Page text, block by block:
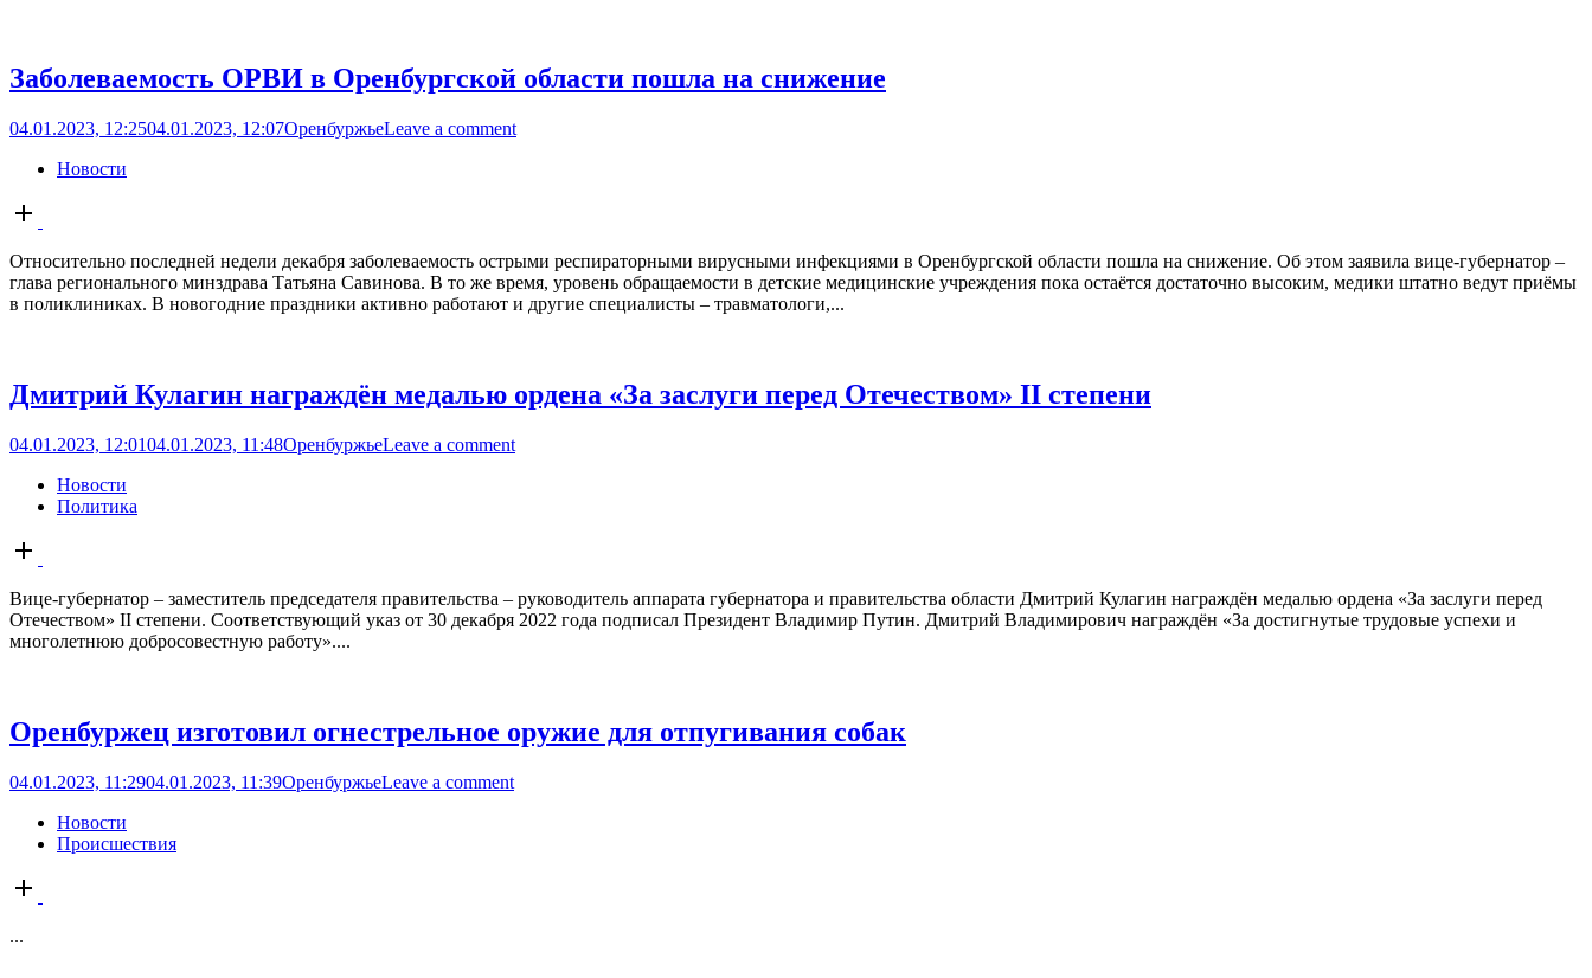
Заболеваемость ОРВИ в Оренбургской области пошла на снижение
04.01.2023, 12:2504.01.2023, 12:07ОренбуржьеLeave a comment
Новости
Open
post
Относительно последней недели декабря заболеваемость острыми респираторными вирусными инфекциями в Оренбургской области пошла на снижение. Об этом заявила вице-губернатор –
глава регионального минздрава Татьяна Савинова. В то же время, уровень обращаемости в детские медицинские учреждения пока остаётся достаточно высоким, медики штатно ведут приёмы
в поликлиниках. В новогодние праздники активно работают и другие специалисты – травматологи,...
Дмитрий Кулагин награждён медалью ордена «За заслуги перед Отечеством» II степени
04.01.2023, 12:0104.01.2023, 11:48ОренбуржьеLeave a comment
Новости
Политика
Open
post
Вице-губернатор – заместитель председателя правительства – руководитель аппарата губернатора и правительства области Дмитрий Кулагин награждён медалью ордена «За заслуги перед
Отечеством» II степени. Соответствующий указ от 30 декабря 2022 года подписал Президент Владимир Путин. Дмитрий Владимирович награждён «За достигнутые трудовые успехи и
многолетнюю добросовестную работу»....
Оренбуржец изготовил огнестрельное оружие для отпугивания собак
04.01.2023, 11:2904.01.2023, 11:39ОренбуржьеLeave a comment
Новости
Происшествия
Open
post
...